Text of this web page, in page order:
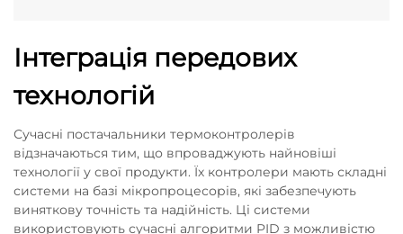
Інтеграція передових
технологій
Сучасні постачальники термоконтролерів
відзначаються тим, що впроваджують найновіші
технології у свої продукти. Їх контролери мають складні
системи на базі мікропроцесорів, які забезпечують
виняткову точність та надійність. Ці системи
використовують сучасні алгоритми PID з можливістю